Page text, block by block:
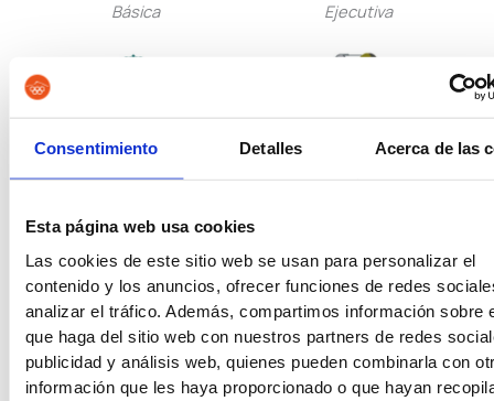
Consentimiento Detalles Acerca de las
Esta página web usa cookies
Las cookies de este sitio web se usan para personalizar el
contenido y los anuncios, ofrecer funciones de redes
analizar el tráfico. Además, compartimos información sobre
que haga del sitio web con nuestros partners de redes
publicidad y análisis web, quienes pueden combinarla con
información que les haya proporcionado o que hayan
Básica Ejecutiva
Guardia Civil Tropa y Marinería
Vigilancia Aduanera
Instituciones
Penitenciarias